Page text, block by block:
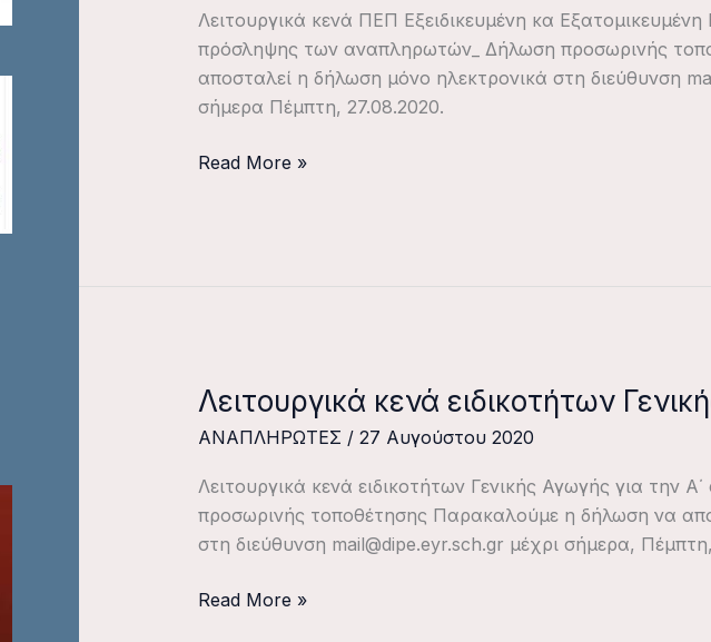
Λειτουργικά κενά ΠΕΠ Εξειδικευμένη κα
πρόσληψης των αναπληρωτών_ Δήλωση προσωρινής
αποσταλεί η δήλωση μόνο ηλεκτρονικά στη διεύθυνση
σήμερα Πέμπτη, 27.08.2020.
ΔΕ01
ΠΕ25)
και
Εξατομικευμένη
ΕΒΠ
Read More »
Λειτουργικά κενά ειδικοτήτων
ΑΝΑΠΛΗΡΩΤΕΣ / 27 Αυγούστου 2020
Λειτουργικά κενά ειδικοτήτων Γενικής Αγωγής για την
προσωρινής τοποθέτησης Παρακαλούμε η δήλωση να
στη διεύθυνση mail@dipe.eyr.sch.gr μέχρι σήμερα,
Λειτουργικά
Γενικής
Αγωγής
Read More »